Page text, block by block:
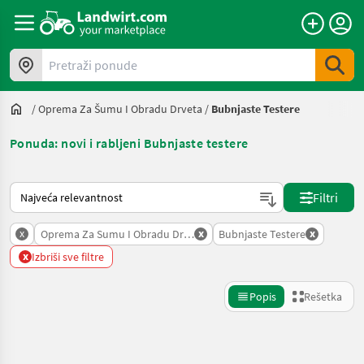
Pretraži ponude
/Oprema Za Šumu I Obradu Drveta / Bubnjaste Testere
Ponuda: novi i rabljeni Bubnjaste testere
Tako se sortira na Landwirt.com
Filtri
x Oprema Za Sumu I Obradu Drveta
x Bubnjaste Testere x
x Izbriši sve filtre
Popis Rešetka